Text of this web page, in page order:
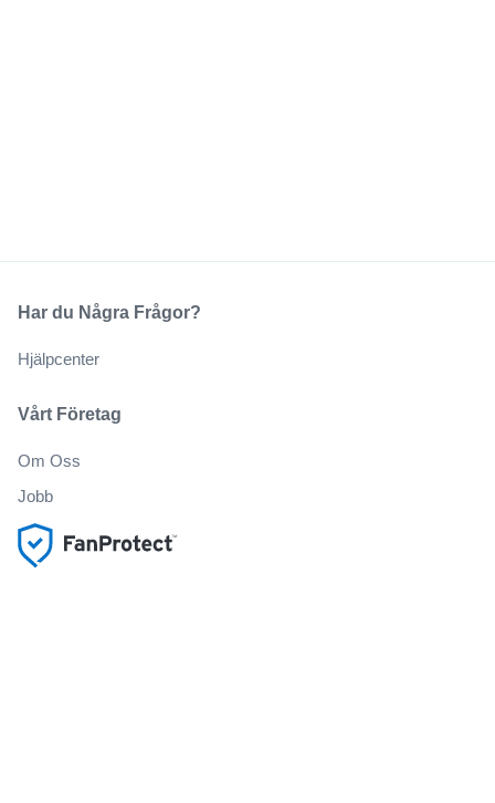
Vårt Företag
Om Oss
Jobb
Har du Några Frågor?
Hjälpcenter